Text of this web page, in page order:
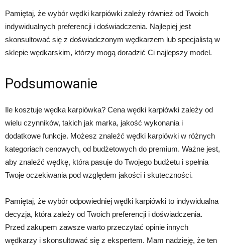
Pamiętaj, że wybór wędki karpiówki zależy również od Twoich
indywidualnych preferencji i doświadczenia. Najlepiej jest
skonsultować się z doświadczonym wędkarzem lub specjalistą w
sklepie wędkarskim, którzy mogą doradzić Ci najlepszy model.
Podsumowanie
Ile kosztuje wędka karpiówka? Cena wędki karpiówki zależy od
wielu czynników, takich jak marka, jakość wykonania i
dodatkowe funkcje. Możesz znaleźć wędki karpiówki w różnych
kategoriach cenowych, od budżetowych do premium. Ważne jest,
aby znaleźć wędkę, która pasuje do Twojego budżetu i spełnia
Twoje oczekiwania pod względem jakości i skuteczności.
Pamiętaj, że wybór odpowiedniej wędki karpiówki to indywidualna
decyzja, która zależy od Twoich preferencji i doświadczenia.
Przed zakupem zawsze warto przeczytać opinie innych
wędkarzy i skonsultować się z ekspertem. Mam nadzieję, że ten